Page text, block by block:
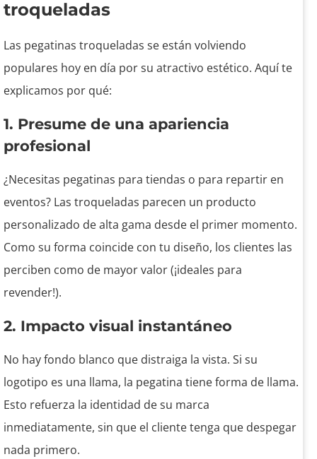
troqueladas
Las pegatinas troqueladas se están volviendo
populares hoy en día por su atractivo estético. Aquí te
explicamos por qué:
1. Presume de una apariencia
profesional
¿Necesitas pegatinas para tiendas o para repartir en
eventos? Las troqueladas parecen un producto
personalizado de alta gama desde el primer momento.
Como su forma coincide con tu diseño, los clientes las
perciben como de mayor valor (¡ideales para
revender!).
2. Impacto visual instantáneo
No hay fondo blanco que distraiga la vista. Si su
logotipo es una llama, la pegatina tiene forma de llama.
Esto refuerza la identidad de su marca
inmediatamente, sin que el cliente tenga que despegar
nada primero.